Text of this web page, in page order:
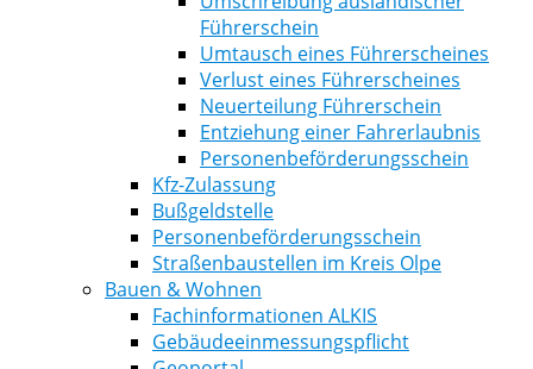
Führerschein
Umtausch eines Führerscheines
Verlust eines Führerscheines
Neuerteilung Führerschein
Entziehung einer Fahrerlaubnis
Personenbeförderungsschein
Kfz-Zulassung
Bußgeldstelle
Personenbeförderungsschein
Straßenbaustellen im Kreis Olpe
Bauen & Wohnen
Fachinformationen ALKIS
Gebäudeeinmessungspflicht